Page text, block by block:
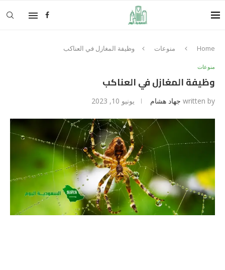
Home منوعات وظيفة المغازل في العناكب
منوعات
وظيفة المغازل في العناكب
written by جهاد هشام يونيو 10, 2023